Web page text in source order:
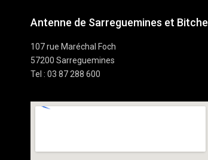
Antenne de Sarreguemines et Bitche
107 rue Maréchal Foch
57200 Sarreguemines
Tel : 03 87 288 600